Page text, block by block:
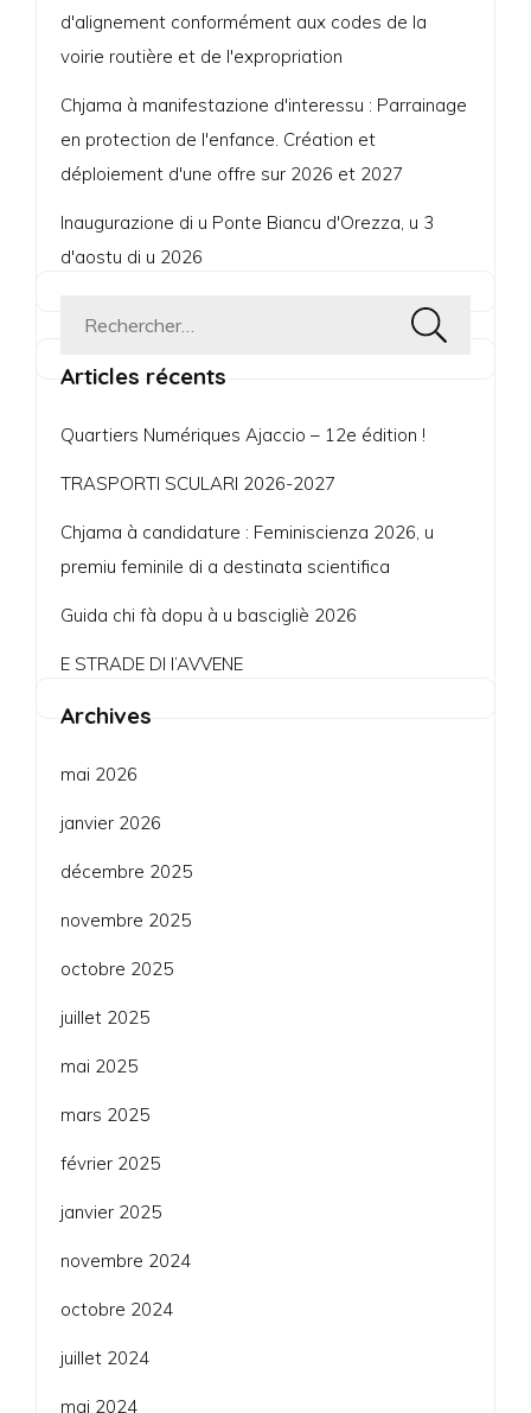
d'alignement conformément aux codes de la
voirie routière et de l'expropriation
Chjama à manifestazione d'interessu : Parrainage
en protection de l'enfance. Création et
déploiement d'une offre sur 2026 et 2027
Inaugurazione di u Ponte Biancu d'Orezza, u 3
d'aostu di u 2026
Rechercher :
Articles récents
Quartiers Numériques Ajaccio – 12e édition !
TRASPORTI SCULARI 2026-2027
Chjama à candidature : Feminiscienza 2026, u
premiu feminile di a destinata scientifica
Guida chi fà dopu à u bascigliè 2026
E STRADE DI l’AVVENE
Archives
mai 2026
janvier 2026
décembre 2025
novembre 2025
octobre 2025
juillet 2025
mai 2025
mars 2025
février 2025
janvier 2025
novembre 2024
octobre 2024
juillet 2024
mai 2024